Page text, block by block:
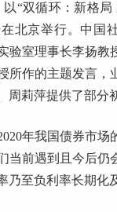
以“双循环：新格
北京举行。中国
验室理事长李扬教
所作的主题发言，
周莉萍提供了部分
年我国债券市场
当前遇到且今后仍
乃至负利率长期化